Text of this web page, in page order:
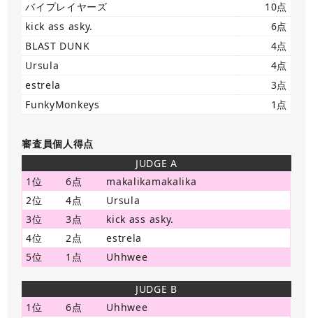
バイプレイヤーズ
10点
kick ass asky.
6点
BLAST DUNK
4点
Ursula
4点
estrela
3点
FunkyMonkeys
1点
審査員個人得点
JUDGE A
1位
6点
makalikamakalika
2位
4点
Ursula
3位
3点
kick ass asky.
4位
2点
estrela
5位
1点 Uhhwee
JUDGE B
1位
6点
Uhhwee